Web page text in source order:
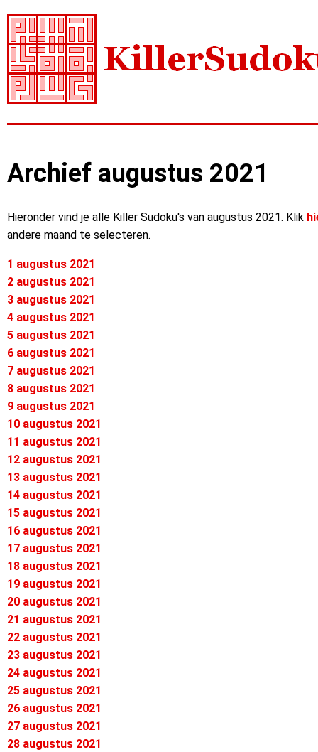
Archief augustus 2021
Hieronder vind je alle Killer Sudoku's van augustus 2021. Klik
andere maand te selecteren.
1 augustus 2021
2 augustus 2021
3 augustus 2021
4 augustus 2021
5 augustus 2021
6 augustus 2021
7 augustus 2021
8 augustus 2021
9 augustus 2021
10 augustus 2021
11 augustus 2021
12 augustus 2021
13 augustus 2021
14 augustus 2021
15 augustus 2021
16 augustus 2021
17 augustus 2021
18 augustus 2021
19 augustus 2021
20 augustus 2021
21 augustus 2021
22 augustus 2021
23 augustus 2021
24 augustus 2021
25 augustus 2021
26 augustus 2021
27 augustus 2021
28 augustus 2021